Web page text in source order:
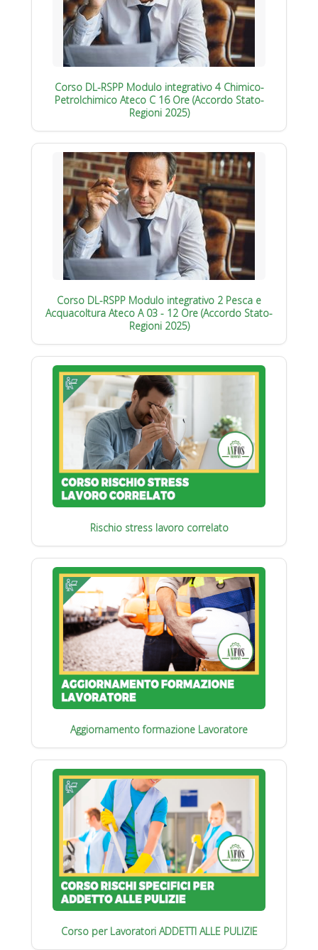
Corso DL-RSPP Modulo integrativo 4 Chimico-
Petrolchimico Ateco C 16 Ore (Accordo Stato-
Regioni 2025)
Corso DL-RSPP Modulo integrativo 2 Pesca e
Acquacoltura Ateco A 03 - 12 Ore (Accordo Stato-
Regioni 2025)
Rischio stress lavoro correlato
Aggiornamento formazione Lavoratore
Corso per Lavoratori ADDETTI ALLE PULIZIE